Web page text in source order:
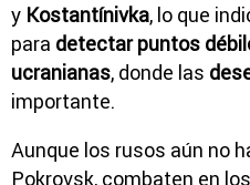
y Kostantínivka, lo que
para detectar puntos
ucranianas, donde las
importante.
Aunque los rusos aún no
Pokrovsk, combaten en